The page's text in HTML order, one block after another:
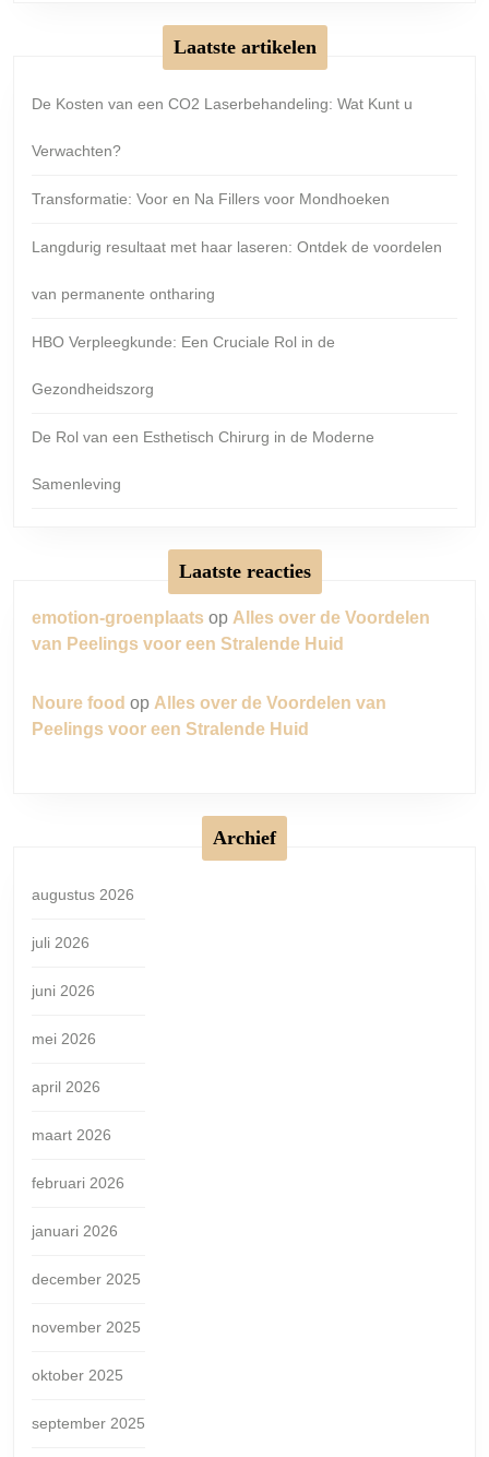
Laatste artikelen
De Kosten van een CO2 Laserbehandeling: Wat Kunt u
Verwachten?
Transformatie: Voor en Na Fillers voor Mondhoeken
Langdurig resultaat met haar laseren: Ontdek de voordelen
van permanente ontharing
HBO Verpleegkunde: Een Cruciale Rol in de
Gezondheidszorg
De Rol van een Esthetisch Chirurg in de Moderne
Samenleving
Laatste reacties
emotion-groenplaats op Alles over de Voordelen
van Peelings voor een Stralende Huid
Noure food op Alles over de Voordelen van
Peelings voor een Stralende Huid
Archief
augustus 2026
juli 2026
juni 2026
mei 2026
april 2026
maart 2026
februari 2026
januari 2026
december 2025
november 2025
oktober 2025
september 2025